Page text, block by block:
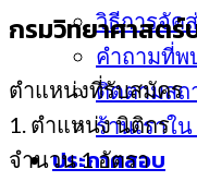
วิธีการจัด
คำถามที่พ
ติดตามสถ
ร้านเราใน
ประกาศสอบ
กรมวิทยาศาสตร์
ตำแหน่งที่รับสมัคร
1. ตำแหน่ง นิติกร
จำนวน 1 อัตรา